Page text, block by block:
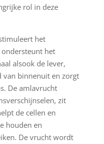
rol in deze
het
het
alsook de lever,
van binnenuit en zorgt
De amlavrucht
zit
de cellen en
houden en
De vrucht wordt